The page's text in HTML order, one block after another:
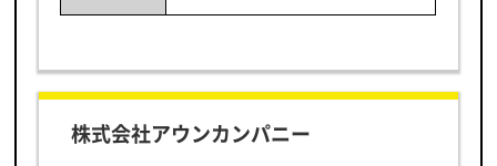
株式会社アウンカンパニー